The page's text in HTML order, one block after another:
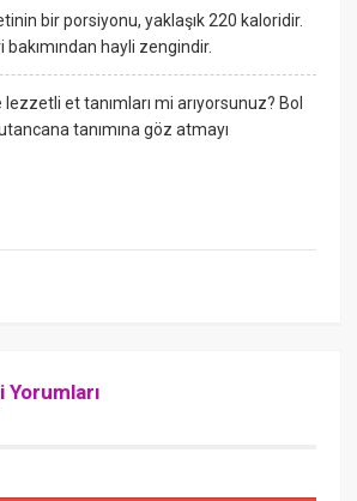
bir porsiyonu, yaklaşık 220 kaloridir.
bakımından hayli zengindir.
et tanımları mi arıyorsunuz? Bol
tanımına göz atmayı